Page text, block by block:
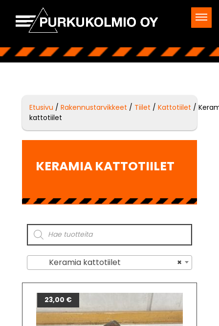
Etusivu / Rakennustarvikkeet / Tiilet / Kattotiilet /
kattotiilet
KERAMIA KATTOTIILET
×
Keramia kattotiilet
23,00 €